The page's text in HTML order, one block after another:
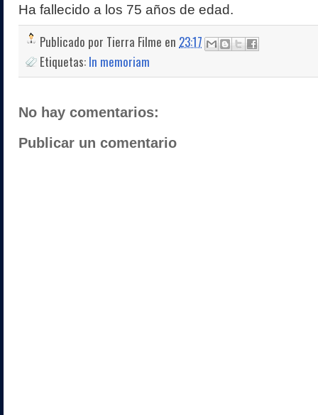
Ha fallecido a los 75 años de edad.
Publicado por Tierra Filme en 23:17
Etiquetas: In memoriam
No hay comentarios:
Publicar un comentario